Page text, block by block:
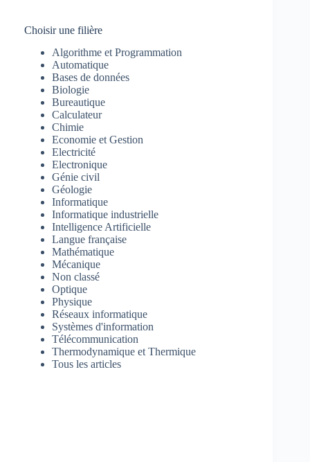
Choisir une filière
Algorithme et Programmation
Automatique
Bases de données
Biologie
Bureautique
Calculateur
Chimie
Economie et Gestion
Electricité
Electronique
Génie civil
Géologie
Informatique
Informatique industrielle
Intelligence Artificielle
Langue française
Mathématique
Mécanique
Non classé
Optique
Physique
Réseaux informatique
Systèmes d'information
Télécommunication
Thermodynamique et Thermique
Tous les articles